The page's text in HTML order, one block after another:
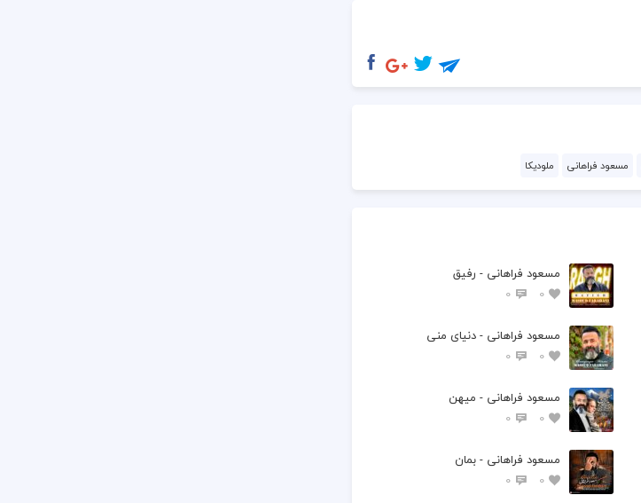
مسعود فراهانی ملودیکا
مسعود فراهانی - رفیق
0
0
مسعود فراهانی - دنیای منی
0
0
مسعود فراهانی - میهن
0
0
مسعود فراهانی - بمان
0
0